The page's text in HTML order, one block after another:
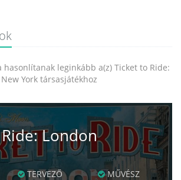
hasonlítanak leginkább a(z) Ticket to Ride:
New York társasjátékhoz
London
TERVEZŐ MŰVÉSZ